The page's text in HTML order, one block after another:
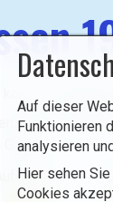
von
aus. Die
Gipfel.
Auf dieser
Funktionieren
analysieren
Hier sehen
Cookies